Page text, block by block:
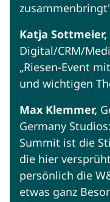
Katja Sottmeier,
Digital/CRM/
„Riesen-Event
und wichtigen
Max Klemmer,
Germany
Summit ist die
die hier
persönlich die
etwas ganz